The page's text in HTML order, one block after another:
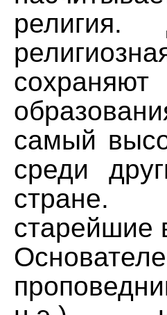
религия.
самый
среди
стране.
старейшие